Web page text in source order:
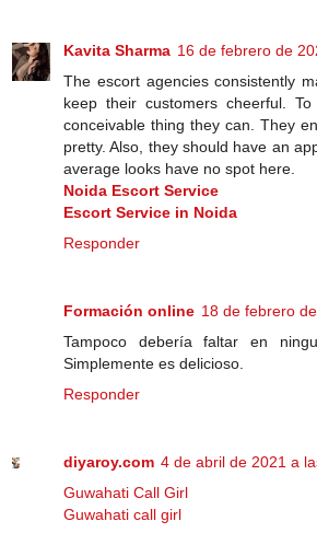
Kavita Sharma 16 de febrero de
The escort agencies consistently
keep their customers cheerful.
conceivable thing they can. They
pretty. Also, they should have an
average looks have no spot here.
Noida Escort Service
Escort Service in Noida
Responder
Formación online 18 de febrero
Tampoco debería faltar en
Simplemente es delicioso.
Responder
diyaroy.com 4 de abril de 2021 a
Guwahati Call Girl
Guwahati call girl